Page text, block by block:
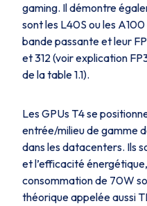
gaming. Il démontre
sont les L40S ou les
bande passante et leur
et 312 (voir explication
de la table 1.1).
Les GPUs T4 se
entrée/milieu de gamme
dans les datacenters. Ils
et l’efficacité
consommation de 70W
théorique appelée aussi